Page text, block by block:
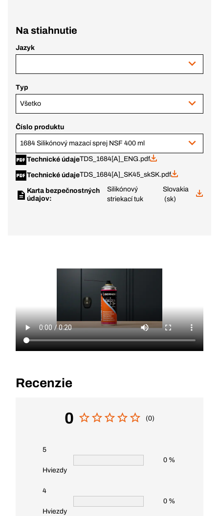
Na stiahnutie
Jazyk
Typ
Všetko
Číslo produktu
1684 Silikónový mazací sprej NSF 400 ml
Technické údajeTDS_1684[A]_ENG.pdf
Technické údajeTDS_1684[A]_SK45_skSK.pdf
Karta bezpečnostných
údajov:
Silikónový
striekací tuk
Slovakia
(sk)
Recenzie
0 (0)
5
Hviezdy
0 %
4
Hviezdy
0 %